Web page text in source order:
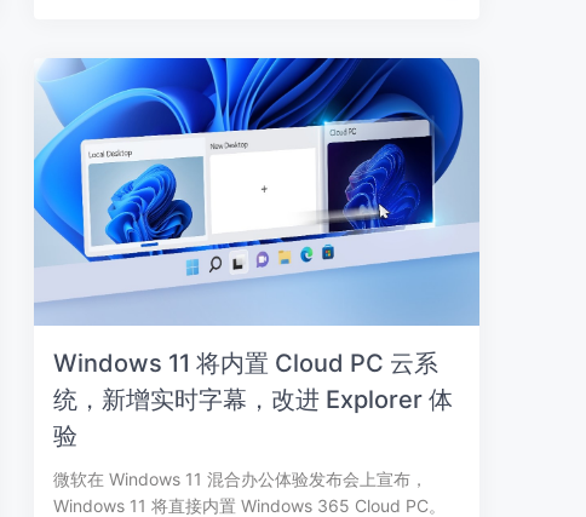
Windows 11 将内置 Cloud PC 云系
统，新增实时字幕，改进 Explorer 体
验
微软在 Windows 11 混合办公体验发布会上宣布，
Windows 11 将直接内置 Windows 365 Cloud PC。